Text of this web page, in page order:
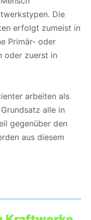
Die
erfolgt zumeist in
Primär- oder
oder zuerst in
arbeiten als
alle in
gegenüber den
aus diesem